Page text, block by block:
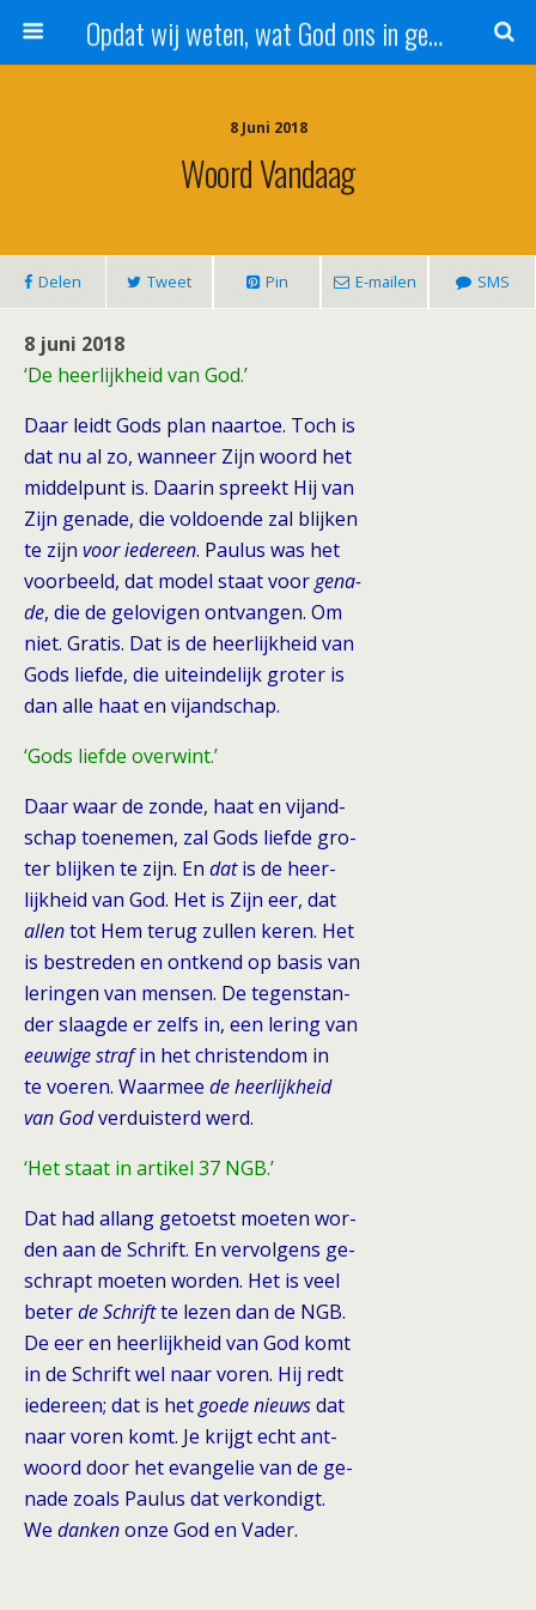
Opdat wij weten, wat God ons in genade schenkt!
8 Juni 2018
Woord Vandaag
Delen Tweet Pin E-mailen SMS
8 juni 2018
‘De heerlijkheid van God.’
Daar leidt Gods plan naartoe. Toch is
dat nu al zo, wanneer Zijn woord het
middelpunt is. Daarin spreekt Hij van
Zijn genade, die voldoende zal blijken
te zijn voor iedereen. Paulus was het
voorbeeld, dat model staat voorgena-
de, die de gelovigen ontvangen. Om
niet. Gratis. Dat is de heerlijkheid van
Gods liefde, die uiteindelijk groter is
dan alle haat en vijandschap.
‘Gods liefde overwint.’
Daar waar de zonde, haat en vijand-
schap toenemen, zal Gods liefde gro-
ter blijken te zijn. En datis de heer-
lijkheid van God. Het is Zijn eer, dat
allentot Hem terug zullen keren. Het
is bestreden en ontkend op basis van
leringen van mensen. De tegenstan-
der slaagde er zelfs in, een lering van
eeuwige strafin het christendom in
te voeren. Waarmee de heerlijkheid
van Godverduisterd werd.
‘Het staat in artikel 37 NGB.’
Dat had allang getoetst moeten wor-
den aan de Schrift. En vervolgens ge-
schrapt moeten worden. Het is veel
beterde Schriftte lezen dan de NGB.
De eer en heerlijkheid van God komt
in de Schrift wel naar voren. Hij redt
iedereen; dat is hetgoede nieuwsdat
naar voren komt. Je krijgt echt ant-
woord door het evangelie van de ge-
nade zoals Paulus dat verkondigt.
We dankenonze God en Vader.